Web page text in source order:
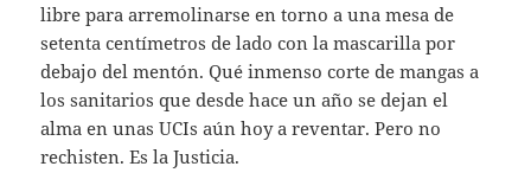
libre para arremolinarse en torno a una mesa de
setenta centímetros de lado con la mascarilla por
debajo del mentón. Qué inmenso corte de mangas a
los sanitarios que desde hace un año se dejan el
alma en unas UCIs aún hoy a reventar. Pero no
rechisten. Es la Justicia.